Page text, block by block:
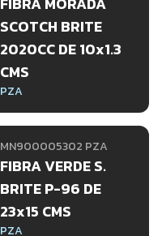
SCOTCH BRITE
2020CC DE 10x1.3
CMS
PZA
MN900005302 PZA
FIBRA VERDE S.
BRITE P-96 DE
23x15 CMS
PZA